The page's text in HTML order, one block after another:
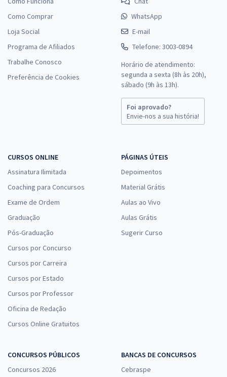
Como Comprar
Loja Social
Programa de Afiliados
Trabalhe Conosco
Preferência de Cookies
WhatsApp
E-mail
Telefone: 3003-0894
Horário de atendimento:
segunda a sexta (8h às 20h),
sábado (9h às 13h).
Foi aprovado?
Envie-nos a sua história!
CURSOS ONLINE
Assinatura Ilimitada
Coaching para Concursos
Exame de Ordem
Graduação
Pós-Graduação
Cursos por Concurso
Cursos por Carreira
Cursos por Estado
Cursos por Professor
Oficina de Redação
Cursos Online Gratuitos
PÁGINAS ÚTEIS
Depoimentos
Material Grátis
Aulas ao Vivo
Aulas Grátis
Sugerir Curso
CONCURSOS PÚBLICOS
Concursos 2026
BANCAS DE CONCURSOS
Cebraspe